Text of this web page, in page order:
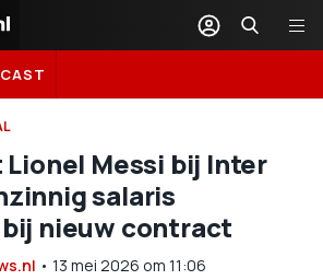
Messi bij Inter
salaris
nieuw contract
• 13 mei 2026 om 11:06